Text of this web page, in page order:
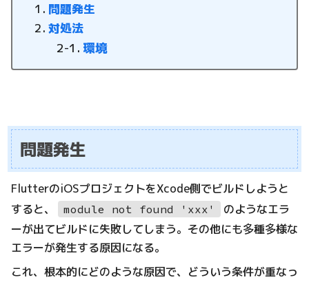
問題発生
対処法
環境
問題発生
FlutterのiOSプロジェクトをXcode側でビルドしようと
すると、
module not found 'xxx'
のようなエラ
ーが出てビルドに失敗してしまう。その他にも多種多様な
エラーが発生する原因になる。
これ、根本的にどのような原因で、どういう条件が重なっ